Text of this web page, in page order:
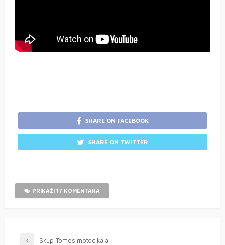
SHARE ON FACEBOOK
SHARE ON TWITTER
PRIKAŽI 17 KOMENTARA
Skup Tomos motocikala